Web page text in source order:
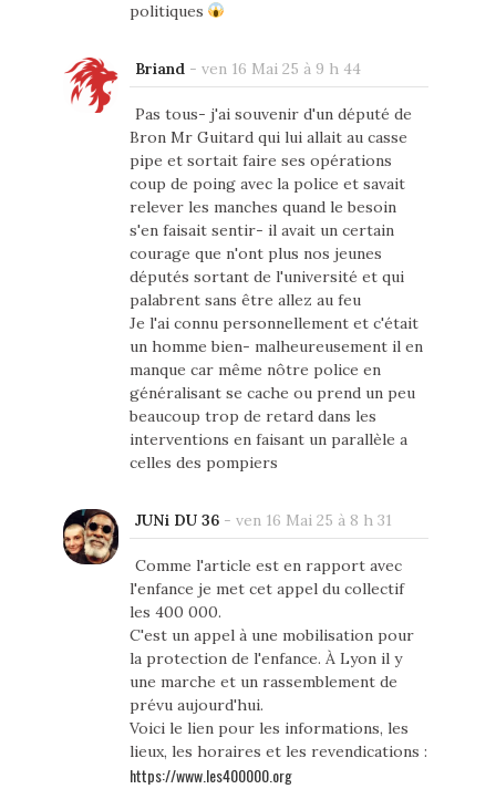
politiques
Briand- ven 16 Mai 25 à 9 h 44
Pas tous- j'ai souvenir d'un député de
Bron Mr Guitard qui lui allait au casse
pipe et sortait faire ses opérations
coup de poing avec la police et savait
relever les manches quand le besoin
s'en faisait sentir- il avait un certain
courage que n'ont plus nos jeunes
députés sortant de l'université et qui
palabrent sans être allez au feu
Je l'ai connu personnellement et c'était
un homme bien- malheureusement il en
manque car même nôtre police en
généralisant se cache ou prend un peu
beaucoup trop de retard dans les
interventions en faisant un parallèle a
celles des pompiers
JUNi DU 36- ven 16 Mai 25 à 8 h 31
Comme l'article est en rapport avec
l'enfance je met cet appel du collectif
les 400 000.
C'est un appel à une mobilisation pour
la protection de l'enfance. À Lyon il y
une marche et un rassemblement de
prévu aujourd'hui.
Voici le lien pour les informations, les
lieux, les horaires et les revendications :
https://www.les400000.org